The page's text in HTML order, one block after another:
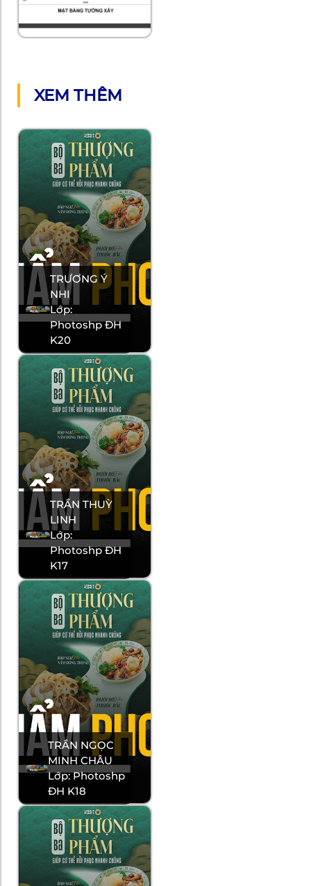
XEM THÊM
TRƯƠNG Ý
NHI
Lớp:
Photoshp ĐH
K20
TRẦN THUỲ
LINH
Lớp:
Photoshp ĐH
K17
TRẦN NGỌC
MINH CHÂU
Lớp: Photoshp
ĐH K18